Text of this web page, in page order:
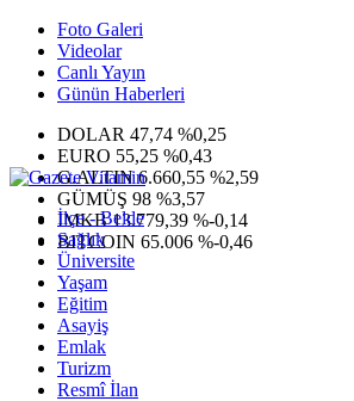
Foto Galeri
Videolar
Canlı Yayın
Günün Haberleri
DOLAR 47,74 %0,25
EURO 55,25 %0,43
G.ALTIN6.660,55 %2,59
GÜMÜŞ 98 %3,57
IMKB13.779,39 %-0,14
BITCOIN 65.006 %-0,46
İlçe - Belde
Sağlık
Üniversite
Yaşam
Eğitim
Asayiş
Emlak
Turizm
Resmî İlan